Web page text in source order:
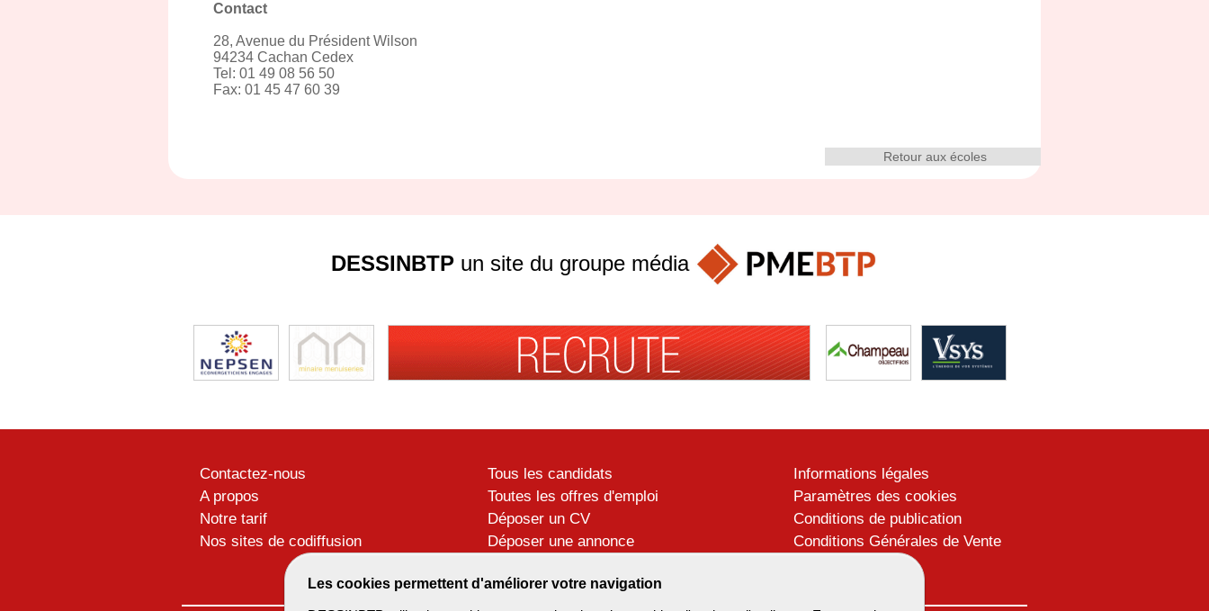
Contact
28, Avenue du Président Wilson
94234 Cachan Cedex
Tel: 01 49 08 56 50
Fax: 01 45 47 60 39
Retour aux écoles
Les cookies permettent d'améliorer votre navigation
DESSINBTP un site du groupe média
Contactez-nous
A propos
Notre tarif
Nos sites de codiffusion
Tous les candidats
Toutes les offres d'emploi
Déposer un CV
Déposer une annonce
Informations légales
Paramètres des cookies
Conditions de publication
Conditions Générales de Vente